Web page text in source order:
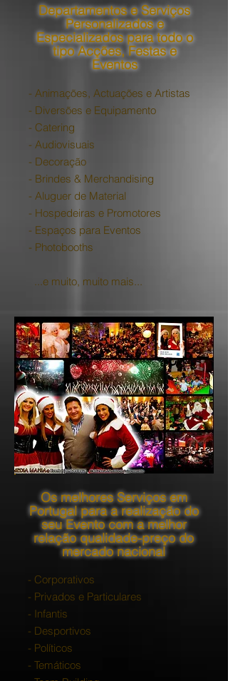
Departamentos e Serviços
Personalizados e
Especializados para todo o
tipo Acções, Festas e
Eventos
- Animações, Actuações e Artistas
- Diversões e Equipamento
- Catering
- Audiovisuais
- Decoração
- Brindes & Merchandising
- Aluguer de Material
- Hospedeiras e Promotores
- Espaços para Eventos
- Photobooths
...e muito, muito mais...
Os melhores Serviços em
Portugal para a realização do
seu Evento com a melhor
relação qualidade-preço do
mercado nacional
- Corporativos
- Privados e Particulares
- Infantis
- Desportivos
- Políticos
- Temáticos